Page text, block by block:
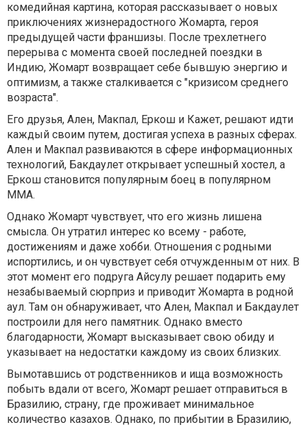
комедийная картина, которая рассказывает о новых
приключениях жизнерадостного Жомарта, героя
предыдущей части франшизы. После трехлетнего
перерыва с момента своей последней поездки в
Индию, Жомарт возвращает себе бывшую энергию и
оптимизм, а также сталкивается с "кризисом среднего
возраста".
Его друзья, Ален, Макпал, Еркош и Кажет, решают идти
каждый своим путем, достигая успеха в разных сферах.
Ален и Макпал развиваются в сфере информационных
технологий, Бакдаулет открывает успешный хостел, а
Еркош становится популярным боец в популярном
ММА.
Однако Жомарт чувствует, что его жизнь лишена
смысла. Он утратил интерес ко всему - работе,
достижениям и даже хобби. Отношения с родными
испортились, и он чувствует себя отчужденным от них. В
этот момент его подруга Айсулу решает подарить ему
незабываемый сюрприз и приводит Жомарта в родной
аул. Там он обнаруживает, что Ален, Макпал и Бакдаулет
построили для него памятник. Однако вместо
благодарности, Жомарт высказывает свою обиду и
указывает на недостатки каждому из своих близких.
Вымотавшись от родственников и ища возможность
побыть вдали от всего, Жомарт решает отправиться в
Бразилию, страну, где проживает минимальное
количество казахов. Однако, по прибытии в Бразилию,